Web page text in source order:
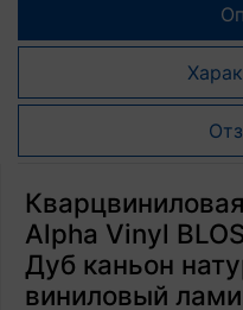
Alpha Vinyl
Дуб каньон
виниловый